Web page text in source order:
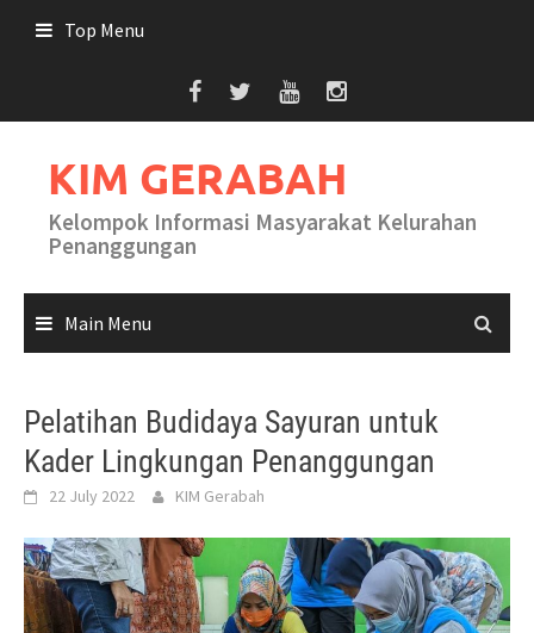
Top Menu
KIM GERABAH
Kelompok Informasi Masyarakat Kelurahan
Penanggungan
Main Menu
Pelatihan Budidaya Sayuran untuk
Kader Lingkungan Penanggungan
22 July 2022 KIM Gerabah